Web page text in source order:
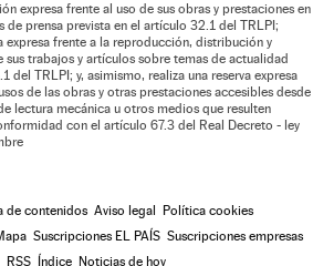
expresa frente al uso de sus obras y prestaciones en
de prensa prevista en el artículo 32.1 del TRLPI;
expresa frente a la reproducción, distribución y
trabajos y artículos sobre temas de actualidad
del TRLPI; y, asimismo, realiza una reserva expresa
de las obras y otras prestaciones accesibles desde
lectura mecánica u otros medios que resulten
con el artículo 67.3 del Real Decreto - ley
de contenidos Aviso legal
Política cookies
Suscripciones EL PAÍS Suscripciones empresas
RSS
Índice Noticias de hoy